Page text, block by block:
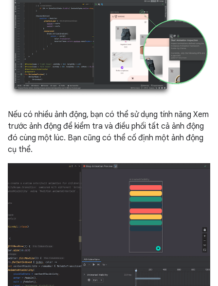
Nếu có nhiều ảnh động, bạn có thể sử dụng tính năng Xem
trước ảnh động để kiểm tra và điều phối tất cả ảnh động
đó cùng một lúc. Bạn cũng có thể cố định một ảnh động
cụ thể.